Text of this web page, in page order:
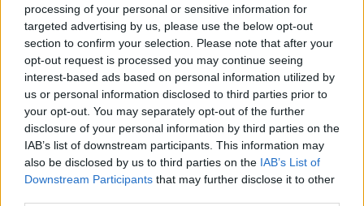
processing of your personal or sensitive information for
targeted advertising by us, please use the below opt-out
section to confirm your selection. Please note that after your
opt-out request is processed you may continue seeing
interest-based ads based on personal information utilized by
us or personal information disclosed to third parties prior to
your opt-out. You may separately opt-out of the further
disclosure of your personal information by third parties on the
IAB’s list of downstream participants. This information may
also be disclosed by us to third parties on the IAB’s List of
Downstream Participants that may further disclose it to other
Ξάνθη: Από την προσφυγιά στις «100 γλυκές
χρονιές» – Ένα ζαχαροπλαστείο και η ιστορία
μιας πόλης μέσα από τις γεύσεις της
27/07/2026 - 1:59μμ